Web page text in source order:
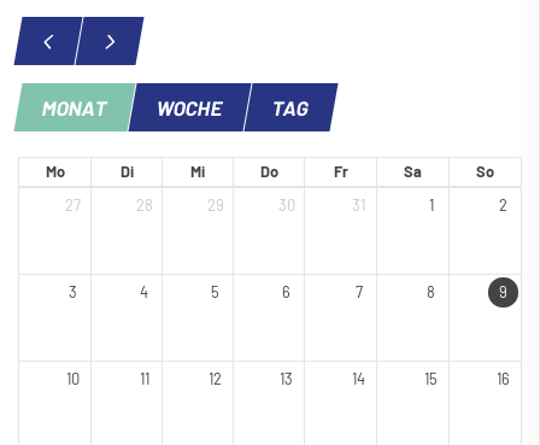
MONAT WOCHE TAG
Mo Di Mi Do Fr Sa
So
27
28 29 30 31 1 2
3 4 5 6 7 8 9
10 11 12 13 14 15 16